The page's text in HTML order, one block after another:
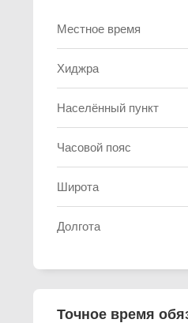
Местное время
Хиджра
Населённый пункт
Часовой пояс
Широта
Долгота
Точное время